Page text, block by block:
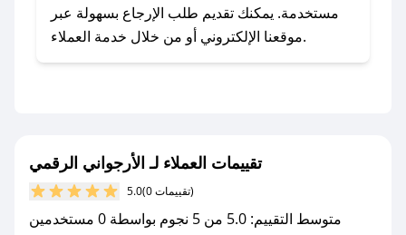
في تطبيق صحصح.
- تابع حسابنا الرسمي على تويتر وقم بتفعيل زر
مع صحصح، تسوق بذكاء ووفّر على كل مشترياتك مع
مستخدمة. يمكنك تقديم طلب الإرجاع بسهولة عبر
موقعنا الإلكتروني أو من خلال خدمة العملاء.
تقييمات العملاء لـ الأرجواني الرقمي
5.0 (0 تقييمات)
متوسط التقييم: 5.0 من 5 نجوم بواسطة 0 مستخدمين